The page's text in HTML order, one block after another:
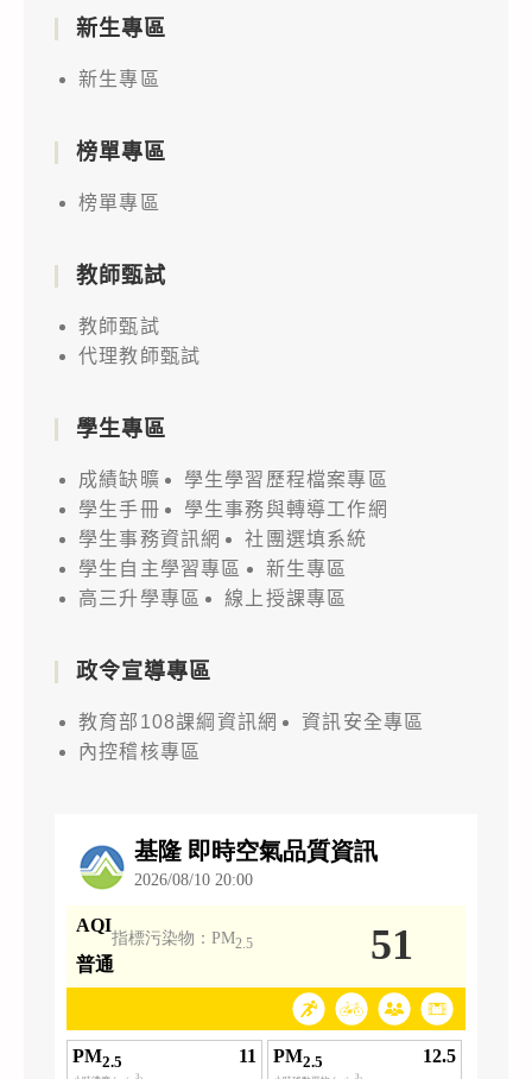
新生專區
新生專區
榜單專區
榜單專區
教師甄試
教師甄試
代理教師甄試
學生專區
成績缺曠
學生學習歷程檔案專區
學生手冊
學生事務與轉導工作網
學生事務資訊網
社團選填系統
學生自主學習專區
新生專區
高三升學專區
線上授課專區
政令宣導專區
教育部108課綱資訊網
資訊安全專區
內控稽核專區